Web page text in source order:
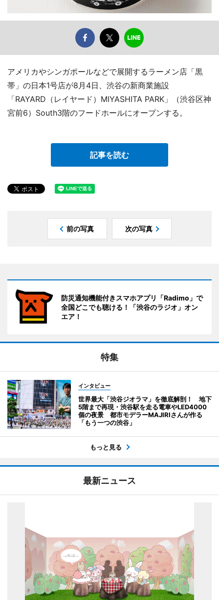
アメリカやシンガポールなどで展開するラーメン店「黒
帯」の日本1号店が8月4日、渋谷の新商業施設
「RAYARD（レイヤード）MIYASHITA PARK」（渋谷区神
宮前6）South3階のフードホールにオープンする。
記事を読む
前の写真 次の写真
防災通知機能付きスマホアプリ「Radimo」で
全国どこでも聴ける！「渋谷のラジオ」オン
エア！
特集
インタビュー
世界最大「渋谷ジオラマ」を徹底解剖！ 地下
5階まで再現・渋谷駅を走る電車やLED4000
個の夜景 都市モデラーMAJIRIさんが作る
「もう一つの渋谷」
もっと見る
最新ニュース